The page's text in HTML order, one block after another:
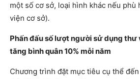
một số cơ sở, loại hình khác nếu phù
viện cơ sở).
Phấn đấu số lượt người sử dụng thư
tăng bình quân 10% mỗi năm
Chương trình đặt mục tiêu cụ thể